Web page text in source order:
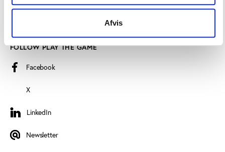
Afvis
FOLLOW PLAY THE GAME
Facebook
X
LinkedIn
LinkedIn
Newsletter
Newsletter